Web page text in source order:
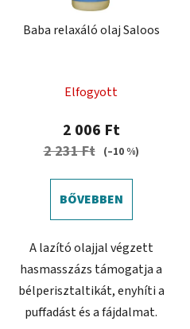
Baba relaxáló olaj Saloos
Elfogyott
2 006 Ft
2 231 Ft (–10 %)
BŐVEBBEN
A lazító olajjal végzett
hasmasszázs támogatja a
bélperisztaltikát, enyhíti a
puffadást és a fájdalmat.